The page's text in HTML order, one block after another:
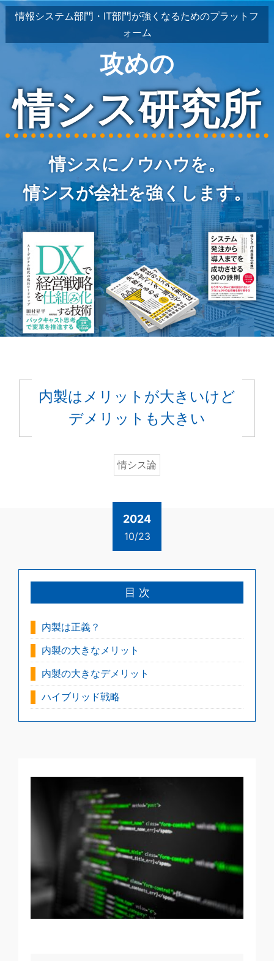
情報システム部門・IT部門が強くなるためのプラットフ
ォーム
攻めの
情シス研究所
情シスにノウハウを。
情シスが会社を強くします。
内製はメリットが大きいけど
デメリットも大きい
情シス論
2024
10/23
目 次
内製は正義？
内製の大きなメリット
内製の大きなデメリット
ハイブリッド戦略